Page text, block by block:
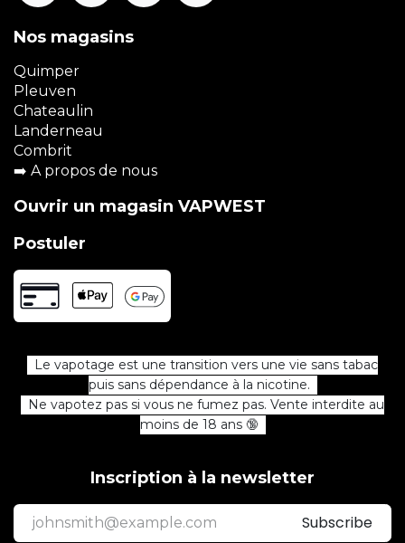
Nos magasins
Quimper
Pleuven
Chateaulin
Landerneau
Combrit
➡️ A propos de nous
Ouvrir un magasin VAPWEST
Postuler
Le vapotage est une transition vers une vie sans tabac
puis sans dépendance à la nicotine.
Ne vapotez pas si vous ne fumez pas. Vente interdite au
moins de 18 ans 🔞
Inscription à la newsletter
Subscribe